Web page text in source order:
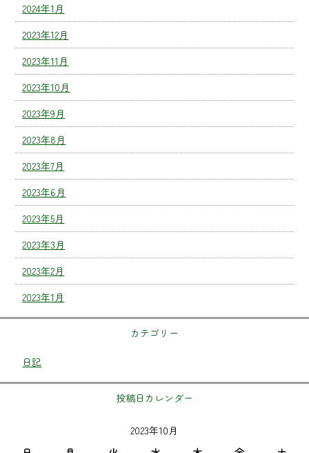
2024年1月
2023年12月
2023年11月
2023年10月
2023年9月
2023年8月
2023年7月
2023年6月
2023年5月
2023年3月
2023年2月
2023年1月
カテゴリー
日記
投稿日カレンダー
2023年10月